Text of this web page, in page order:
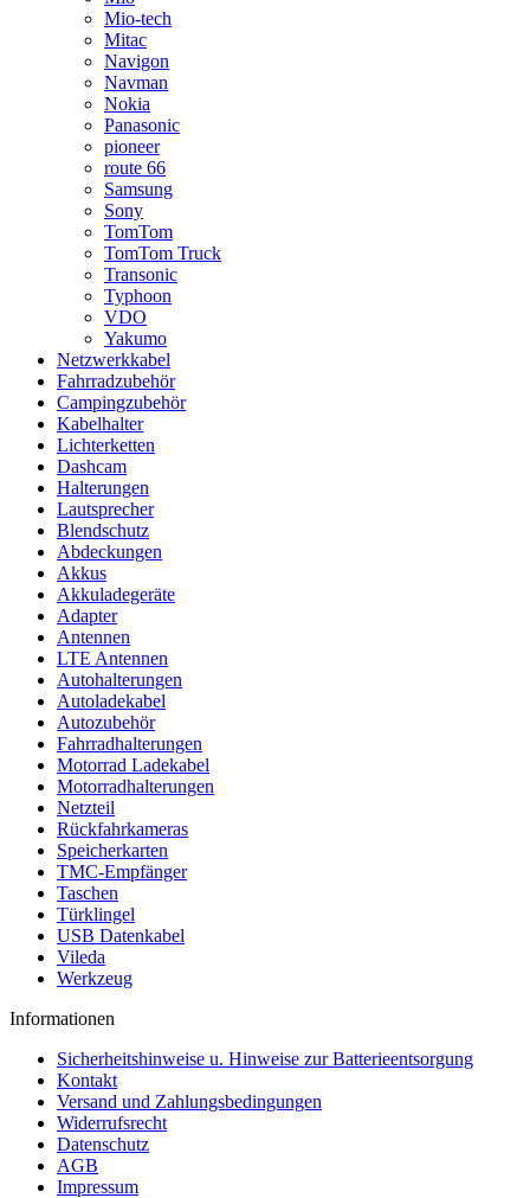
Mio-tech
Mitac
Navigon
Navman
Nokia
Panasonic
pioneer
route 66
Samsung
Sony
TomTom
TomTom Truck
Transonic
Typhoon
VDO
Yakumo
Netzwerkkabel
Fahrradzubehör
Campingzubehör
Kabelhalter
Lichterketten
Dashcam
Halterungen
Lautsprecher
Blendschutz
Abdeckungen
Akkus
Akkuladegeräte
Adapter
Antennen
LTE Antennen
Autohalterungen
Autoladekabel
Autozubehör
Fahrradhalterungen
Motorrad Ladekabel
Motorradhalterungen
Netzteil
Rückfahrkameras
Speicherkarten
TMC-Empfänger
Taschen
Türklingel
USB Datenkabel
Vileda
Werkzeug
Informationen
Sicherheitshinweise u. Hinweise zur Batterieentsorgung
Kontakt
Versand und Zahlungsbedingungen
Widerrufsrecht
Datenschutz
AGB
Impressum